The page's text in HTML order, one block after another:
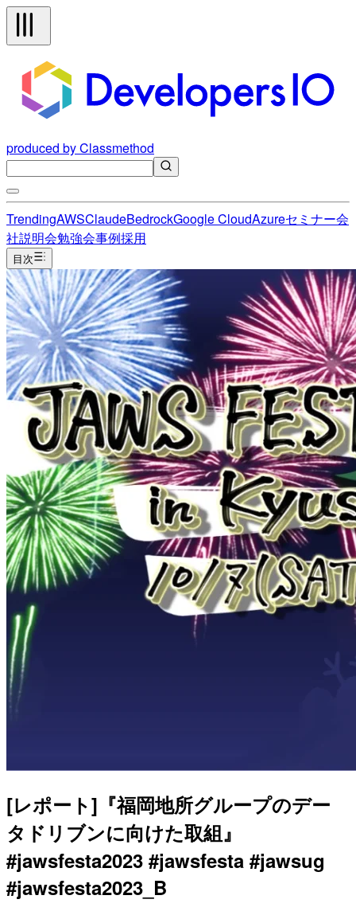
produced by Classmethod
TrendingAWSClaudeBedrockGoogle CloudAzureセミナー会
社説明会勉強会事例採用
目次
[レポート]『福岡地所グループのデー
タドリブンに向けた取組』
#jawsfesta2023 #jawsfesta #jawsug
#jawsfesta2023_B